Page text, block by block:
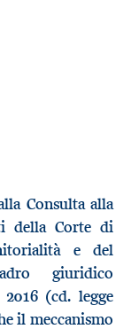
Consulta alla
della Corte di
e del
giuridico
(cd. legge
il meccanismo